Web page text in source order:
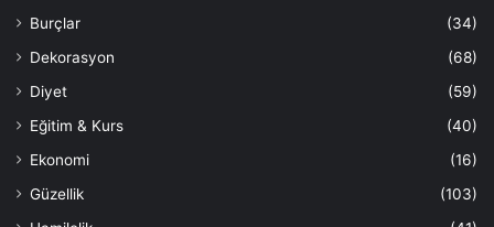
Burçlar
(34)
Dekorasyon
(68)
Diyet
(59)
Eğitim & Kurs
(40)
Ekonomi
(16)
Güzellik
(103)